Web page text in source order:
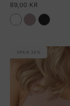
SALGSPRIS
89,00 KR
SPAR 30%